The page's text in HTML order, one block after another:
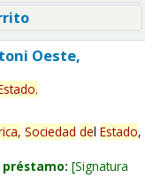
Oeste,
.
Sociedad del Estado,
Signatura